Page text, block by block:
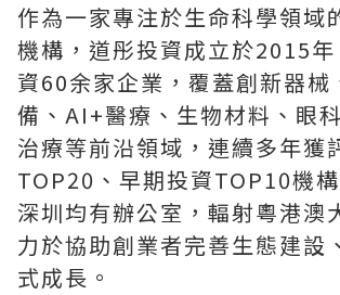
作為一家專注於生命科學領域
機構，道彤投資成立於2015
資60余家企業，覆蓋創新器械
備、AI+醫療、生物材料、眼
治療等前沿領域，連續多年獲
TOP20、早期投資TOP10機
深圳均有辦公室，輻射粵港澳
力於協助創業者完善生態建設
式成長。